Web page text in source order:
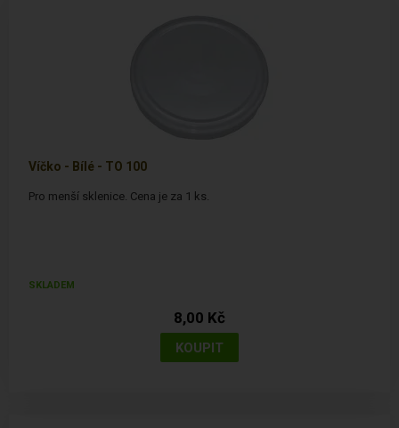
Víčko - Bílé - TO 100
Pro menší sklenice. Cena je za 1 ks.
SKLADEM
8,00 Kč